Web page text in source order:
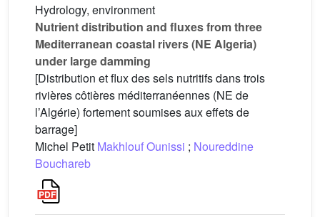
Hydrology, environment
Nutrient distribution and fluxes from three
Mediterranean coastal rivers (NE Algeria)
under large damming
[Distribution et flux des sels nutritifs dans trois
rivières côtières méditerranéennes (NE de
l’Algérie) fortement soumises aux effets de
barrage]
Michel Petit Makhlouf Ounissi ; Noureddine
Bouchareb